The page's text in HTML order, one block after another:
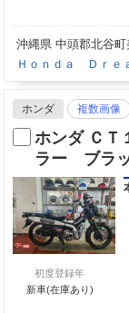
沖縄県 中頭郡北谷
Ｈｏｎｄａ Ｄｒｅ
ホンダ 複数画像
ホンダ ＣＴ
ラー ブラ
初度登録年
新車(在庫あり)